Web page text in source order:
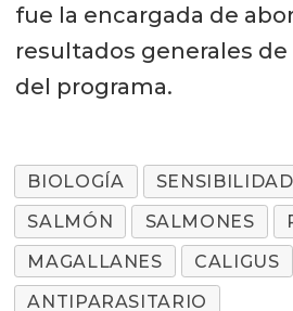
fue la encargada de
resultados generales
del programa.
BIOLOGÍA SENSIBILIDAD
SALMÓN
SALMONES
MAGALLANES
CALIGUS
ANTIPARASITARIO